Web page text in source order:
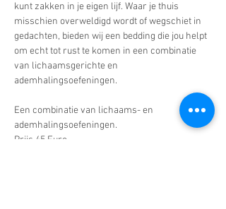
kunt zakken in je eigen lijf. Waar je thuis
misschien overweldigd wordt of wegschiet in
gedachten, bieden wij een bedding die jou helpt
om echt tot rust te komen in een combinatie
van lichaamsgerichte en
ademhalingsoefeningen.
Een combinatie van lichaams- en
ademhalingsoefeningen.
Prijs 45 Euro.